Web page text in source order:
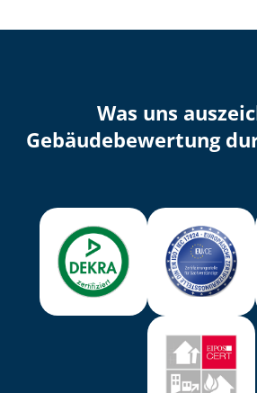
Was uns
Ge­bäu­de­be­wer­tung